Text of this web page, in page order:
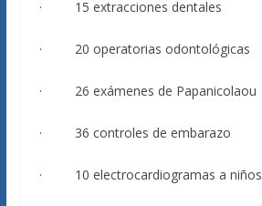
· 15 extracciones dentales
· 20 operatorias odontológicas
· 26 exámenes de Papanicolaou
· 36 controles de embarazo
· 10 electrocardiogramas a niños